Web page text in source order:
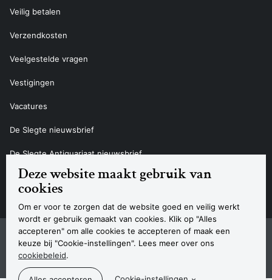
Deze website maakt gebruik van
cookies
Om er voor te zorgen dat de website goed en veilig werkt
wordt er gebruik gemaakt van cookies. Klik op "Alles
accepteren" om alle cookies te accepteren of maak een
keuze bij "Cookie-instellingen". Lees meer over ons
cookiebeleid.
Veilig betalen
Verzendkosten
Veelgestelde vragen
Vestigingen
Vacatures
De Slegte nieuwsbrief
De Slegte Antiquariaat nieuwsbrief
Contact
Navigatie
SitemapPrivacyverklaring CookieverklaringAlgemene voorwaardenDisclaimer
Contact